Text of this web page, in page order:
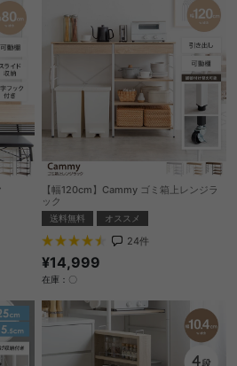
【幅120cm】Cammy ゴミ箱上レンジラ
ック
送料無料 オススメ
24件
¥14,999
在庫：〇